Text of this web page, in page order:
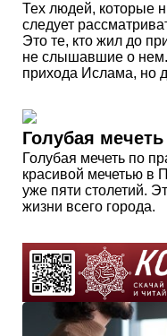
Тех людей, которые
следует
Это те, кто жил до
не слышавшие о нем.
прихода Ислама, но
Голубая
Голубая мечеть по
красивой мечетью в
уже пяти столетий.
жизни всего города.